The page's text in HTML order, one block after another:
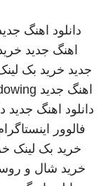
دانلود اهنگ
اهنگ جدید
جدید خرید بک
اهنگ جدید
دانلود اهنگ جدید
فالوور
خرید بک لینک
خرید شال و